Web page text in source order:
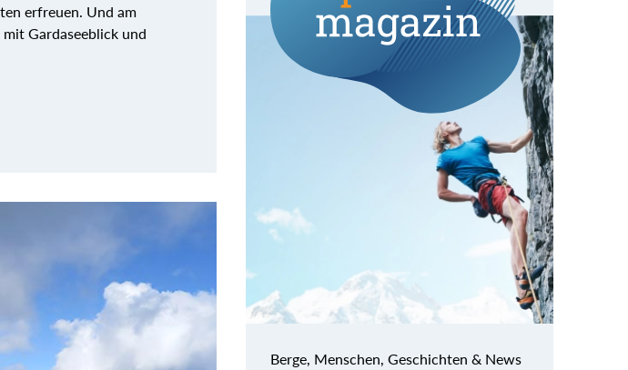
erfreuen. Und am
Gardaseeblick und
Berge, Menschen, Geschichten & News